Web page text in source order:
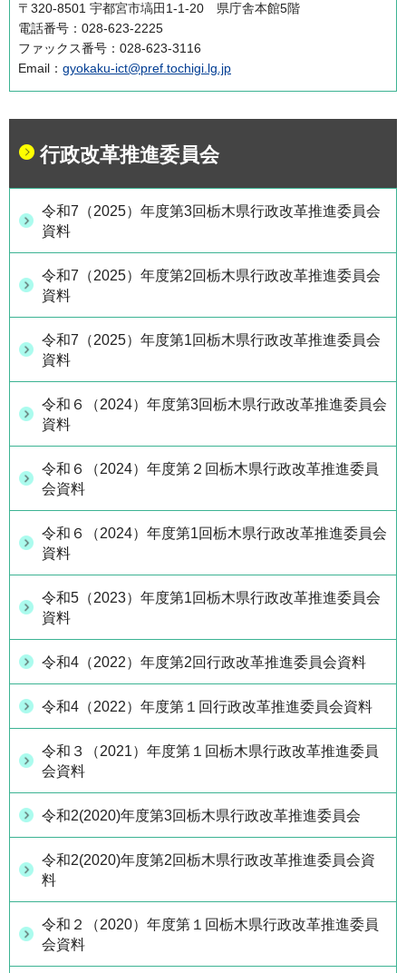
〒320-8501 宇都宮市塙田1-1-20 県庁舎本館5階
電話番号：028-623-2225
ファックス番号：028-623-3116
Email： gyokaku-ict@pref.tochigi.lg.jp
行政改革推進委員会
令和7（2025）年度第3回栃木県行政改革推進委員会
資料
令和7（2025）年度第2回栃木県行政改革推進委員会
資料
令和7（2025）年度第1回栃木県行政改革推進委員会
資料
令和６（2024）年度第3回栃木県行政改革推進委員会
資料
令和６（2024）年度第２回栃木県行政改革推進委員
会資料
令和６（2024）年度第1回栃木県行政改革推進委員会
資料
令和5（2023）年度第1回栃木県行政改革推進委員会
資料
令和4（2022）年度第2回行政改革推進委員会資料
令和4（2022）年度第１回行政改革推進委員会資料
令和３（2021）年度第１回栃木県行政改革推進委員
会資料
令和2(2020)年度第3回栃木県行政改革推進委員会
令和2(2020)年度第2回栃木県行政改革推進委員会資
料
令和２（2020）年度第１回栃木県行政改革推進委員
会資料